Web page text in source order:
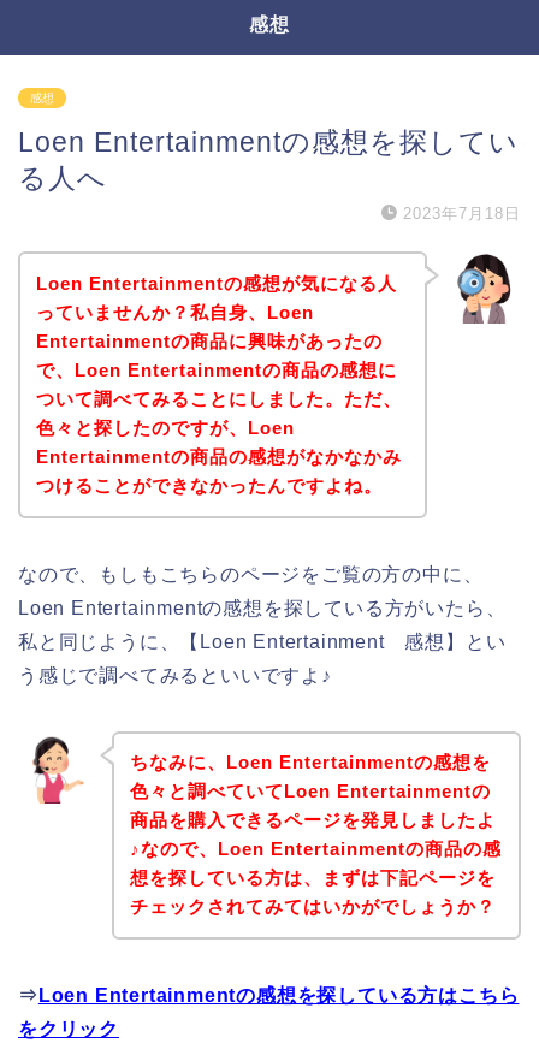
感想
感想
Loen Entertainmentの感想を探してい
る人へ
2023年7月18日
Loen Entertainmentの感想が気になる人
っていませんか？私自身、Loen
Entertainmentの商品に興味があったの
で、Loen Entertainmentの商品の感想に
ついて調べてみることにしました。ただ、
色々と探したのですが、Loen
Entertainmentの商品の感想がなかなかみ
つけることができなかったんですよね。
なので、もしもこちらのページをご覧の方の中に、
Loen Entertainmentの感想を探している方がいたら、
私と同じように、【Loen Entertainment 感想】とい
う感じで調べてみるといいですよ♪
ちなみに、Loen Entertainmentの感想を
色々と調べていてLoen Entertainmentの
商品を購入できるページを発見しましたよ
♪なので、Loen Entertainmentの商品の感
想を探している方は、まずは下記ページを
チェックされてみてはいかがでしょうか？
⇒ Loen Entertainmentの感想を探している方はこちら
をクリック